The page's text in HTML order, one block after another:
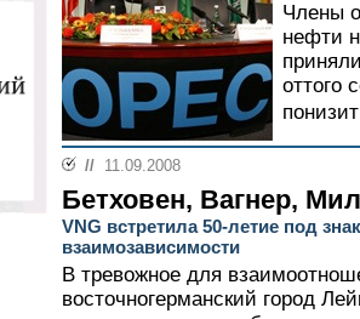
Члены
нефти
оттого
// 11.09.2008
Бетховен, Вагнер,
VNG встретила 50-летие под
взаимозависимости
В тревожное для
восточногерманский город